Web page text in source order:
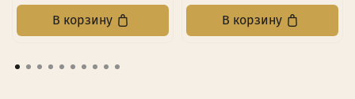
В корзину В корзину